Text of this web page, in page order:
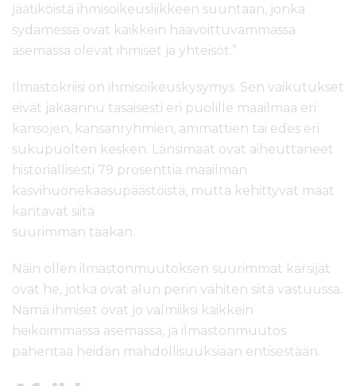
jäätiköistä ihmisoikeusliikkeen suuntaan, jonka
sydämessä ovat kaikkein haavoittuvammassa
asemassa olevat ihmiset ja yhteisöt.”
Ilmastokriisi on ihmisoikeuskysymys. Sen vaikutukset
eivät jakaannu tasaisesti eri puolille maailmaa eri
kansojen, kansanryhmien, ammattien tai edes eri
sukupuolten kesken. Länsimaat ovat aiheuttaneet
historiallisesti 79 prosenttia maailman
kasvihuonekaasupäästöistä, mutta kehittyvät maat
kantavat siitä
suurimman taakan.
Näin ollen ilmastonmuutoksen suurimmat kärsijät
ovat he, jotka ovat alun perin vähiten siitä vastuussa.
Nämä ihmiset ovat jo valmiiksi kaikkein
heikoimmassa asemassa, ja ilmastonmuutos
pahentaa heidän mahdollisuuksiaan entisestään.